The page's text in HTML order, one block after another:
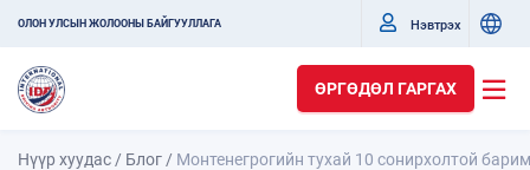
ОЛОН УЛСЫН ЖОЛООНЫ БАЙГУУЛЛАГА Нэвтрэх
ӨРГӨДӨЛ ГАРГАХ
Нүүр хуудас / Блог / Монтенегрогийн тухай 10 сонирхолтой